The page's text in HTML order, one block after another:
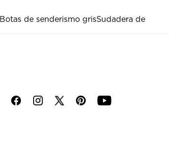
Botas de senderismo grisSudadera de
f i p y